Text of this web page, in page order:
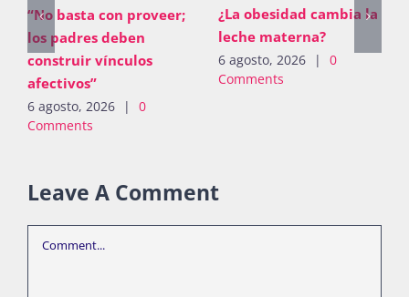
El ICAyCC inspira a las
jóvenes a estudiar
Ciencias Climáticas
6 agosto, 2026
Comments
“No basta con proveer;
los padres deben
construir vínculos
afectivos”
Leave A Comment
Comment